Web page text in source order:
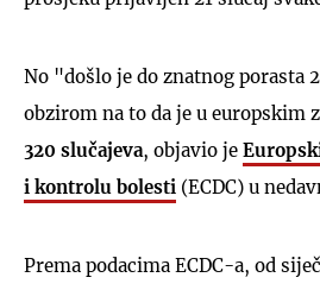
No "došlo je do znatnog porasta
obzirom na to da je u europskim
320 slučajeva, objavio je
i kontrolu bolesti (ECDC) u
Prema podacima ECDC-a, od